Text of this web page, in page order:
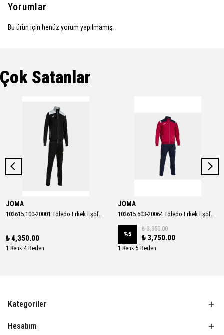
Yorumlar
Bu ürün için henüz yorum yapılmamış.
Çok Satanlar
JOMA
103615.100-20001 Toledo Erkek Eşofman Takımı
₺ 4,350.00
1 Renk 4 Beden
JOMA
103615.603-20064 Toledo Erkek Eşofman Takımı
%5
₺ 3,950.00
₺ 3,750.00
1 Renk 5 Beden
Kategoriler
Hesabım